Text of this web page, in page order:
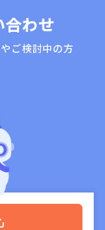
合わせ
ご検討中の方